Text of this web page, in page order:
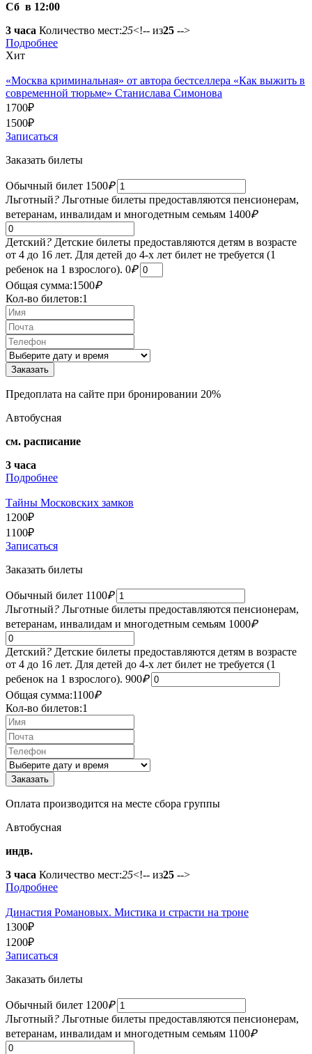
Сб в 12:00
3 часа Количество мест:25<!-- из25 -->
Подробнее
Хит
«Москва криминальная» от автора бестселлера «Как выжить в
современной тюрьме» Станислава Симонова
1700₽
1500₽
Записаться
Заказать билеты
Обычный билет 1500₽
Льготный? Льготные билеты предоставляются пенсионерам,
ветеранам, инвалидам и многодетным семьям 1400₽
Детский? Детские билеты предоставляются детям в возрасте
от 4 до 16 лет. Для детей до 4-х лет билет не требуется (1
ребенок на 1 взрослого). 0₽
Общая сумма:1500₽
Кол-во билетов:1
Предоплата на сайте при бронировании 20%
Автобусная
см. расписание
3 часа
Подробнее
Тайны Московских замков
1200₽
1100₽
Записаться
Заказать билеты
Обычный билет 1100₽
Льготный? Льготные билеты предоставляются пенсионерам,
ветеранам, инвалидам и многодетным семьям 1000₽
Детский? Детские билеты предоставляются детям в возрасте
от 4 до 16 лет. Для детей до 4-х лет билет не требуется (1
ребенок на 1 взрослого). 900₽
Общая сумма:1100₽
Кол-во билетов:1
Оплата производится на месте сбора группы
Автобусная
индв.
3 часа Количество мест:25<!-- из25 -->
Подробнее
Династия Романовых. Мистика и страсти на троне
1300₽
1200₽
Записаться
Заказать билеты
Обычный билет 1200₽
Льготный? Льготные билеты предоставляются пенсионерам,
ветеранам, инвалидам и многодетным семьям 1100₽